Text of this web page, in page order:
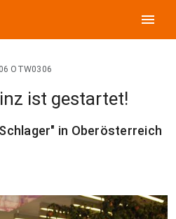
menu
OTW0306
ist gestartet!
in Oberösterreich